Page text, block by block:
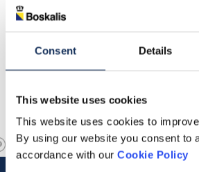
Consent Details
This website uses cookies
This website uses cookies to
By using our website you consent to
accordance with our Cookie Policy